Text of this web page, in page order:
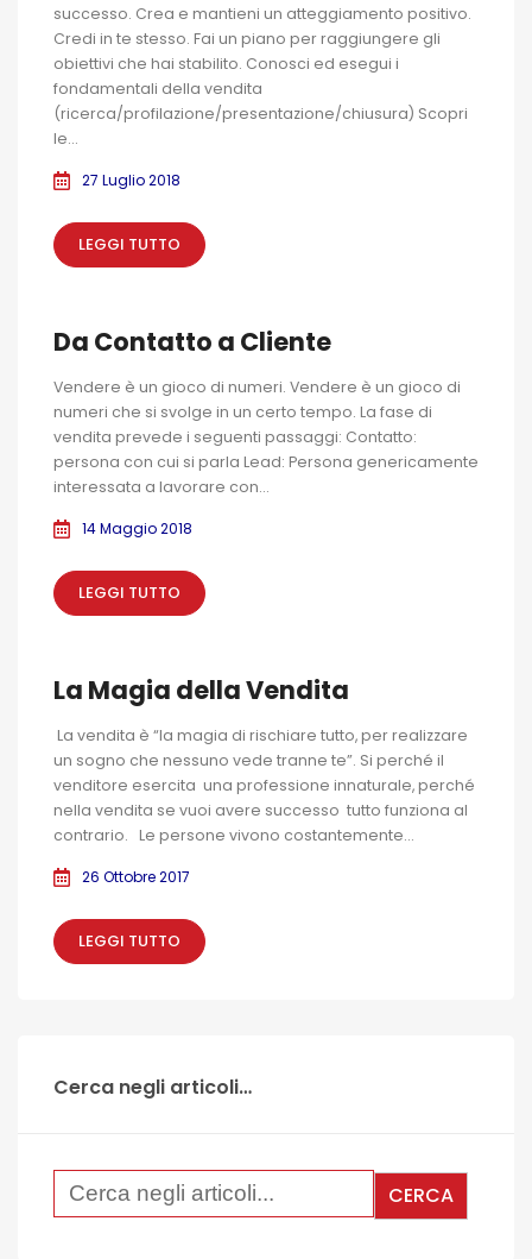
successo. Crea e mantieni un atteggiamento positivo.
Credi in te stesso. Fai un piano per raggiungere gli
obiettivi che hai stabilito. Conosci ed esegui i
fondamentali della vendita
(ricerca/profilazione/presentazione/chiusura) Scopri
le...
27 Luglio 2018
LEGGI TUTTO
Da Contatto a Cliente
Vendere è un gioco di numeri. Vendere è un gioco di
numeri che si svolge in un certo tempo. La fase di
vendita prevede i seguenti passaggi: Contatto:
persona con cui si parla Lead: Persona genericamente
interessata a lavorare con...
14 Maggio 2018
LEGGI TUTTO
La Magia della Vendita
La vendita è “la magia di rischiare tutto, per realizzare
un sogno che nessuno vede tranne te”. Si perché il
venditore esercita una professione innaturale, perché
nella vendita se vuoi avere successo tutto funziona al
contrario. Le persone vivono costantemente...
26 Ottobre 2017
LEGGI TUTTO
Cerca negli articoli…